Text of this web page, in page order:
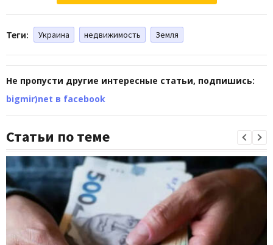
Теги: Украина недвижимость Земля
Не пропусти другие интересные статьи, подпишись:
bigmir)net в facebook
Статьи по теме